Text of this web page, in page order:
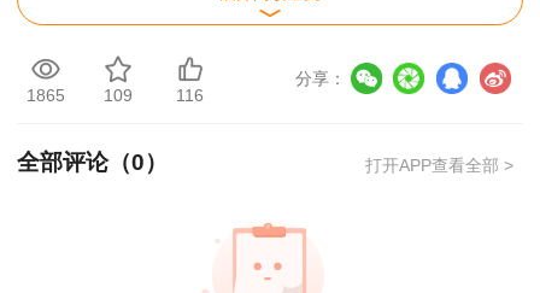
网上资格核验： 2月21日9:00-3月4日17:00
员须仔细阅读《报考须知》，报名时确认本人符合
真实、准确、完整、有效，承担不实承诺的相关责
任。报考人员采用电子方式签署告知承诺书(电子
1865 109 116
分享：
全部评论（0） 打开APP查看全部 >